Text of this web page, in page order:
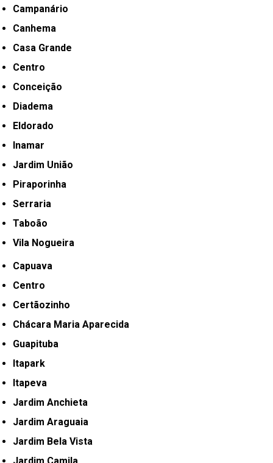
Campanário
Canhema
Casa Grande
Centro
Conceição
Diadema
Eldorado
Inamar
Jardim União
Piraporinha
Serraria
Taboão
Vila Nogueira
Capuava
Centro
Certãozinho
Chácara Maria Aparecida
Guapituba
Itapark
Itapeva
Jardim Anchieta
Jardim Araguaia
Jardim Bela Vista